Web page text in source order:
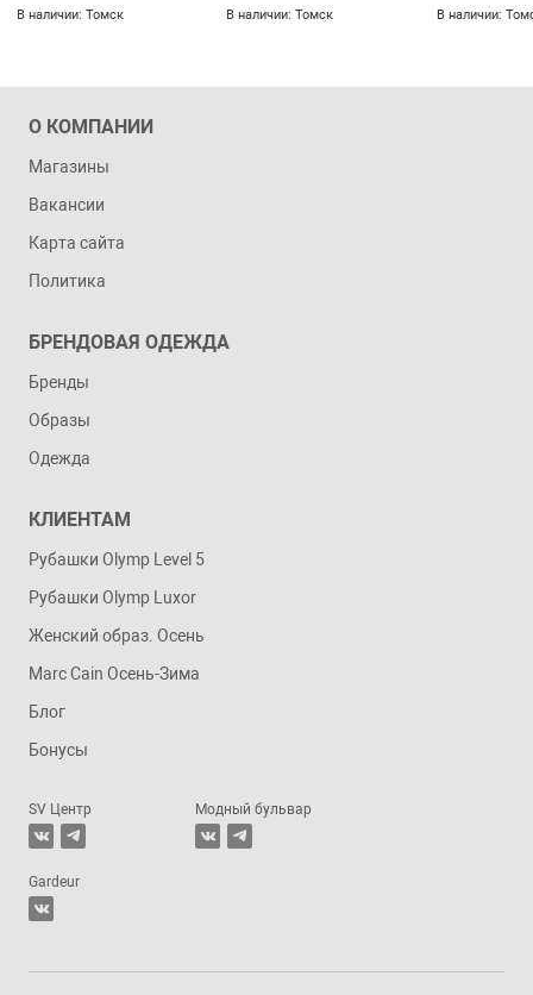
В наличии: Томск В наличии: Томск В наличии:
О КОМПАНИИ
Магазины
Вакансии
Карта сайта
Политика
БРЕНДОВАЯ ОДЕЖДА
Бренды
Образы
Одежда
КЛИЕНТАМ
Рубашки Olymp Level 5
Рубашки Olymp Luxor
Женский образ. Осень
Marc Cain Осень-Зима
Блог
Бонусы
SV Центр Модный бульвар
Gardeur